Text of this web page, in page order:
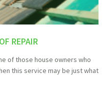
REPAIR
of those house owners who
this service may be just what